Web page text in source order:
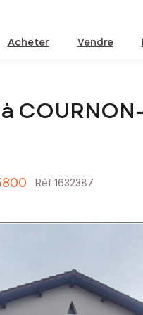
Acheter Vendre
Réf 1632387